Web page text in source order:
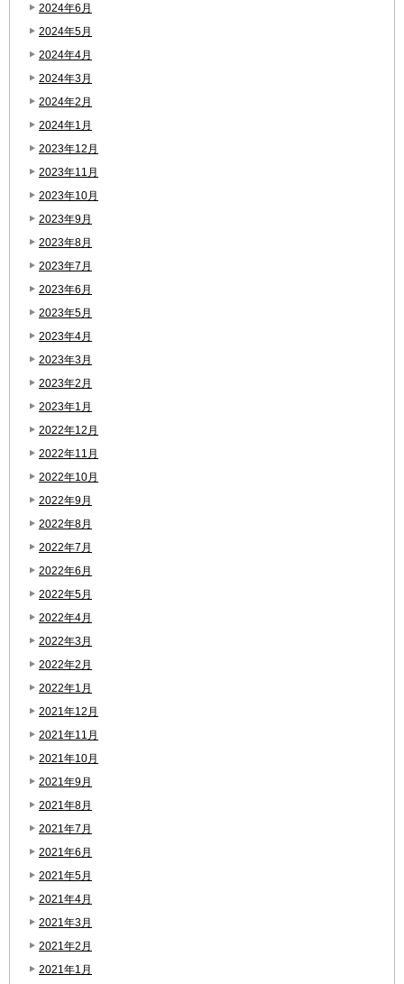
2024年6月
2024年5月
2024年4月
2024年3月
2024年2月
2024年1月
2023年12月
2023年11月
2023年10月
2023年9月
2023年8月
2023年7月
2023年6月
2023年5月
2023年4月
2023年3月
2023年2月
2023年1月
2022年12月
2022年11月
2022年10月
2022年9月
2022年8月
2022年7月
2022年6月
2022年5月
2022年4月
2022年3月
2022年2月
2022年1月
2021年12月
2021年11月
2021年10月
2021年9月
2021年8月
2021年7月
2021年6月
2021年5月
2021年4月
2021年3月
2021年2月
2021年1月